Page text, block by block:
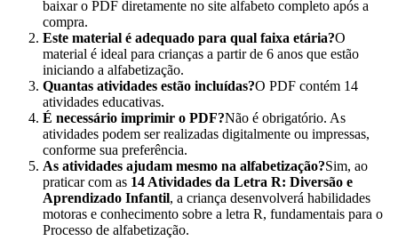
baixar o PDF diretamente no site alfabeto completo após a
compra.
Este material é adequado para qual faixa etária?O
material é ideal para crianças a partir de 6 anos que estão
iniciando a alfabetização.
Quantas atividades estão incluídas?O PDF contém 14
atividades educativas.
É necessário imprimir o PDF?Não é obrigatório. As
atividades podem ser realizadas digitalmente ou impressas,
conforme sua preferência.
As atividades ajudam mesmo na alfabetização?Sim, ao
praticar com as 14 Atividades da Letra R: Diversão e
Aprendizado Infantil, a criança desenvolverá habilidades
motoras e conhecimento sobre a letra R, fundamentais para o
Processo de alfabetização.